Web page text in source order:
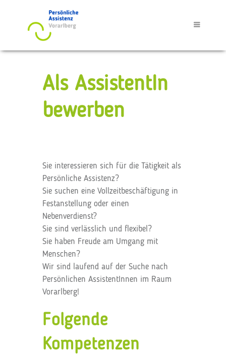
Als AssistentIn
bewerben
Sie interessieren sich für die Tätigkeit als
Persönliche Assistenz?
Sie suchen eine Vollzeitbeschäftigung in
Festanstellung oder einen
Nebenverdienst?
Sie sind verlässlich und flexibel?
Sie haben Freude am Umgang mit
Menschen?
Wir sind laufend auf der Suche nach
Persönlichen AssistentInnen im Raum
Vorarlberg!
Folgende
Kompetenzen